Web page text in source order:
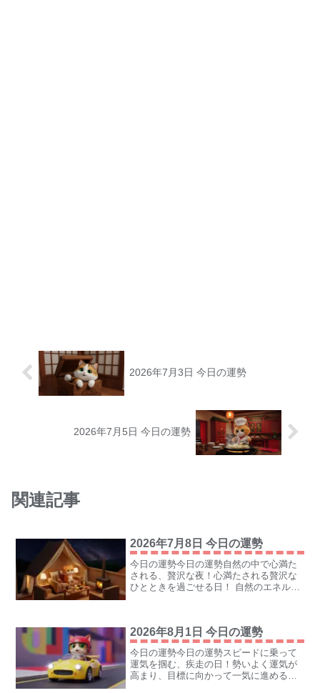
2026年7月3日 今日の運勢
2026年7月5日 今日の運勢
関連記事
2026年7月8日 今日の運勢
今日の運勢今日の運勢自然の中で心満た
される、贅沢な夜！心満たされる贅沢な
ひとときを過ごせる日！ 自然のエネルギ
豊かな時間を堪能するニ...
2026年8月1日 今日の運勢
今日の運勢今日の運勢スピードに乗って
運気を掴む、疾走の日！勢いよく運気が
高まり、目標に向かって一気に進める